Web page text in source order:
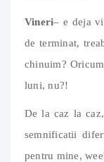
Vineri– e deja
de terminat,
chinuim?
luni, nu?!
De la caz la
semnificatii
pentru mine,